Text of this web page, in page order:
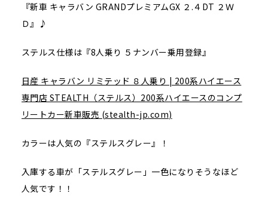
『新車 キャラバン GRANDプレミアムGX ２.４DT ２Ｗ
Ｄ』♪
ステルス仕様は『8人乗り ５ナンバー乗用登録』
日産 キャラバン リミテッド ８人乗り | 200系ハイエース
専門店 STEALTH（ステルス）200系ハイエースのコンプ
リートカー新車販売 (stealth-jp.com)
カラーは人気の『ステルスグレー』！
入庫する車が「ステルスグレー」一色になりそうなほど
人気です！！